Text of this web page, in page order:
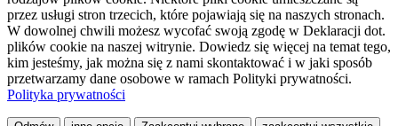
przez usługi stron trzecich, które pojawiają się na naszych stronach.
W dowolnej chwili możesz wycofać swoją zgodę w Deklaracji dot.
plików cookie na naszej witrynie. Dowiedz się więcej na temat tego,
kim jesteśmy, jak można się z nami skontaktować i w jaki sposób
przetwarzamy dane osobowe w ramach Polityki prywatności.
Polityka prywatności